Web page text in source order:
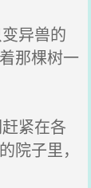
异兽的
那棵树一
紧在各
院子里，